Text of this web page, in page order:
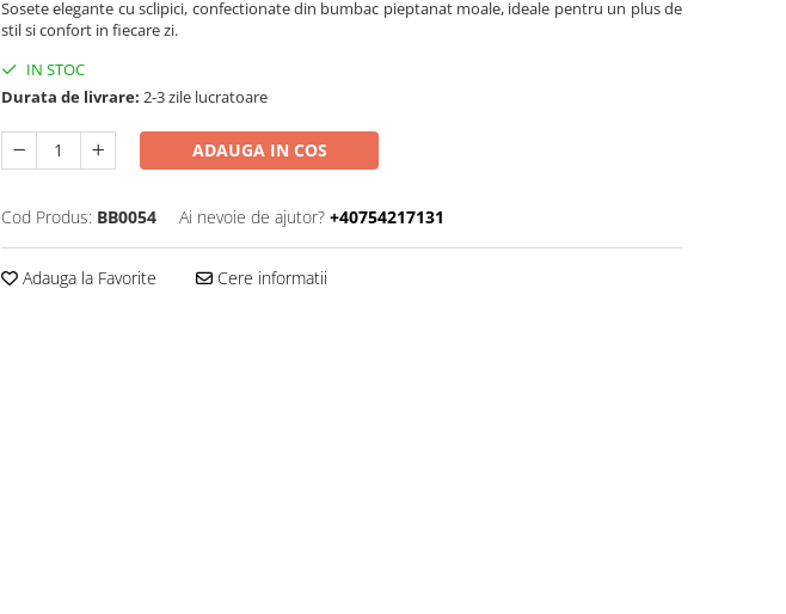
Sosete elegante cu sclipici, confectionate din bumbac pieptanat moale, ideale pentru un plus de
stil si confort in fiecare zi.
IN STOC
Durata de livrare: 2-3 zile lucratoare
ADAUGA IN COS
Cod Produs: BB0054 Ai nevoie de ajutor? +40754217131
Adauga la Favorite Cere informatii